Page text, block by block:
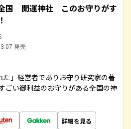
国 開運神社 このお守りがす
発売
た」経営者でありお守り研究家の著
ごい御利益のお守りがある全国の神
詳細を見る